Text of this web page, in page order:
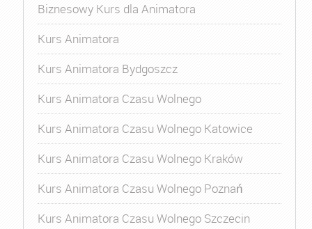
Biznesowy Kurs dla Animatora
Kurs Animatora
Kurs Animatora Bydgoszcz
Kurs Animatora Czasu Wolnego
Kurs Animatora Czasu Wolnego Katowice
Kurs Animatora Czasu Wolnego Kraków
Kurs Animatora Czasu Wolnego Poznań
Kurs Animatora Czasu Wolnego Szczecin